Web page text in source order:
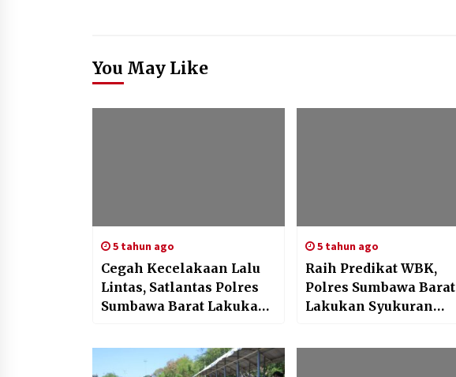
You May Like
5 tahun ago
Cegah Kecelakaan Lalu
Lintas, Satlantas Polres
Sumbawa Barat Lakukan
5 tahun ago
Raih Predikat WBK,
Polres Sumbawa Barat
Lakukan Syukuran